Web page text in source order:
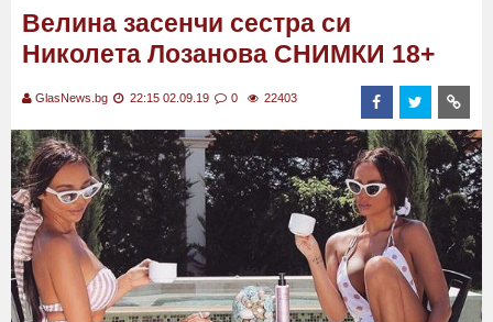
Велина засенчи сестра си
Николета Лозанова СНИМКИ 18+
GlasNews.bg 22:15 02.09.19 0 22403